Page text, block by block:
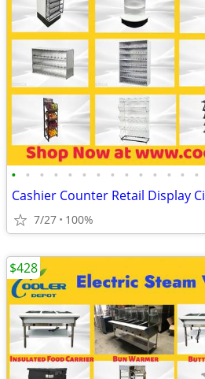
• • • • • • • • • • • • • •
7/27 100%
$428